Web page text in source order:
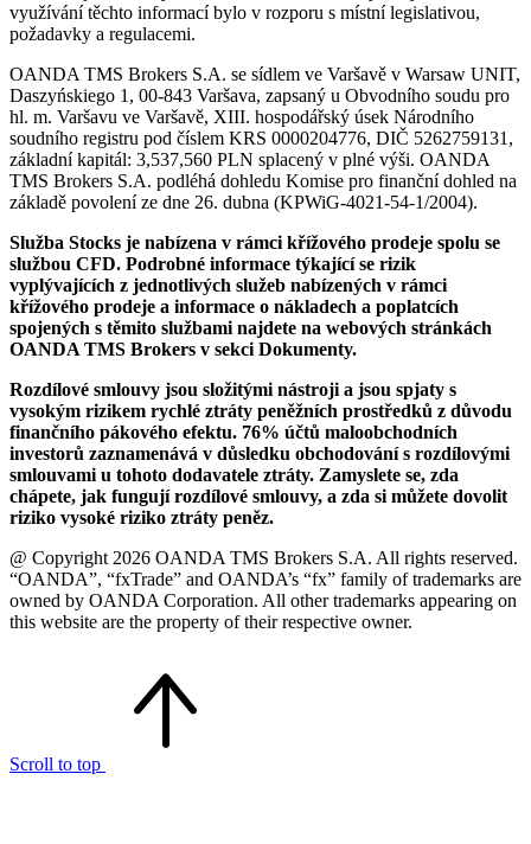
využívání těchto informací bylo v rozporu s místní legislativou,
požadavky a regulacemi.
OANDA TMS Brokers S.A. se sídlem ve Varšavě v Warsaw UNIT,
Daszyńskiego 1, 00-843 Varšava, zapsaný u Obvodního soudu pro
hl. m. Varšavu ve Varšavě, XIII. hospodářský úsek Národního
soudního registru pod číslem KRS 0000204776, DIČ 5262759131,
základní kapitál: 3,537,560 PLN splacený v plné výši. OANDA
TMS Brokers S.A. podléhá dohledu Komise pro finanční dohled na
základě povolení ze dne 26. dubna (KPWiG-4021-54-1/2004).
Služba Stocks je nabízena v rámci křížového prodeje spolu se
službou CFD. Podrobné informace týkající se rizik
vyplývajících z jednotlivých služeb nabízených v rámci
křížového prodeje a informace o nákladech a poplatcích
spojených s těmito službami najdete na webových stránkách
OANDA TMS Brokers v sekci Dokumenty.
Rozdílové smlouvy jsou složitými nástroji a jsou spjaty s
vysokým rizikem rychlé ztráty peněžních prostředků z důvodu
finančního pákového efektu. 76% účtů maloobchodních
investorů zaznamenává v důsledku obchodování s rozdílovými
smlouvami u tohoto dodavatele ztráty. Zamyslete se, zda
chápete, jak fungují rozdílové smlouvy, a zda si můžete dovolit
riziko vysoké riziko ztráty peněz.
@ Copyright 2026 OANDA TMS Brokers S.A. All rights reserved.
“OANDA”, “fxTrade” and OANDA’s “fx” family of trademarks are
owned by OANDA Corporation. All other trademarks appearing on
this website are the property of their respective owner.
Scroll to top